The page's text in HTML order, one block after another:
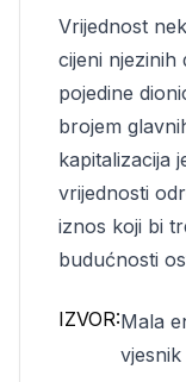
Vrijednost
cijeni njezinih
pojedine
brojem
kapitalizacija
vrijednosti
iznos koji bi
budućnosti
IZVOR:Mala
vjesnik